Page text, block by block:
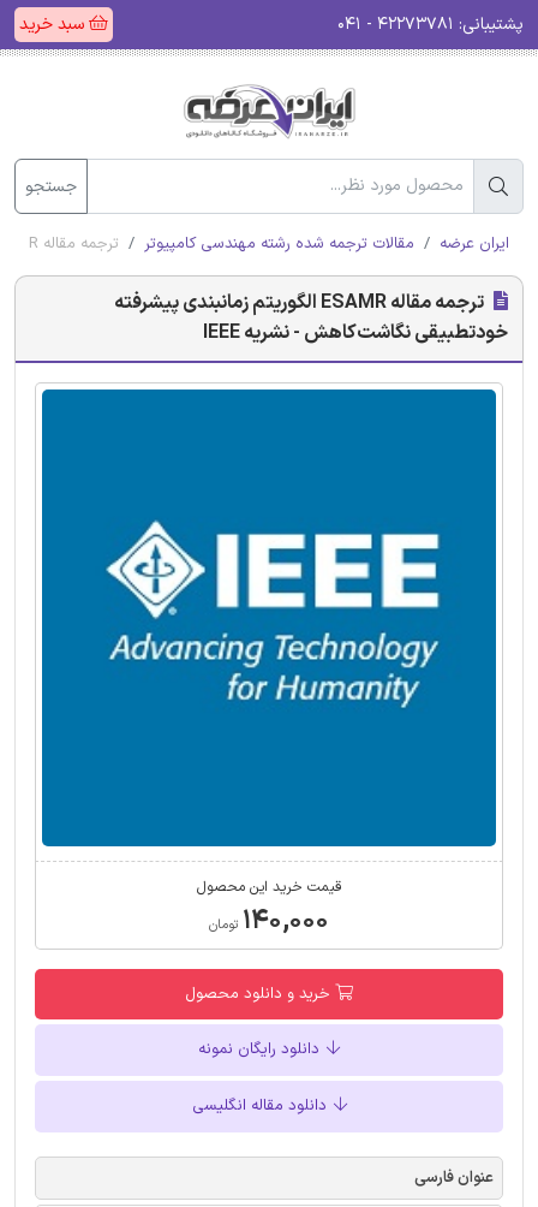
پشتیبانی: سبد خرید
جستجو
ایران عرضه مقالات ترجمه شده رشته مهندسی کامپیوتر ترجمه مقاله ESAMR الگوریتم زمانبندی پیشرفته خودتطبیقی نگاشت‌کاهش - نشریه IEEE
ترجمه مقاله ESAMR الگوریتم زمانبندی پیشرفته
خودتطبیقی نگاشت‌کاهش - نشریه IEEE
قیمت خرید این محصول
۱۴۰,۰۰۰ تومان
خرید و دانلود محصول
دانلود رایگان نمونه
دانلود مقاله انگلیسی
عنوان فارسی